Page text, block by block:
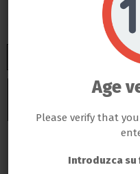
ENTREGA EN 24/48 HORAS
Age
Please verify that
Introduzca su
LLAMAS GROW NO VENDE
TODOS LOS PRODUCTOS QUE SE VENDEN
GERMINAR NI CULTIVAR, SI ALGÚN